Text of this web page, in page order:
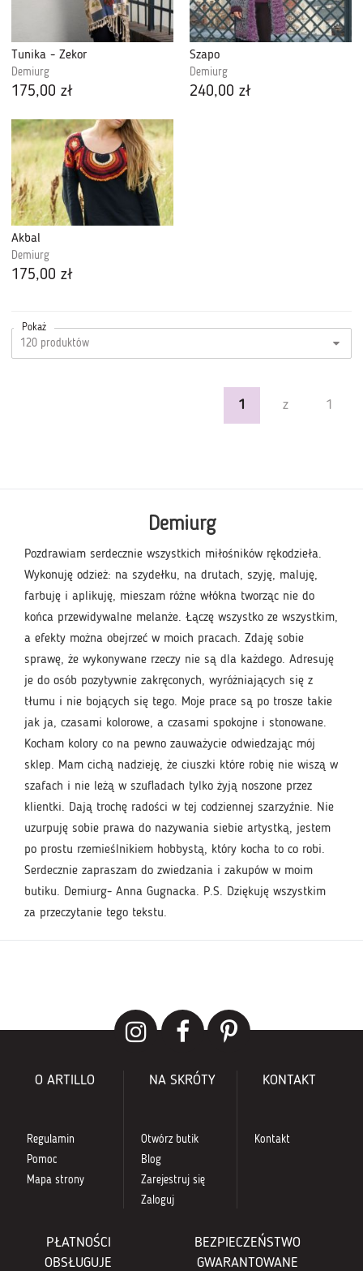
Tunika - Żekor
Demiurg
175,00 zł
Szapo
Demiurg
240,00 zł
Akbal
Demiurg
175,00 zł
Pokaż
1 z 1
Demiurg
Pozdrawiam serdecznie wszystkich miłośników rękodzieła.
Wykonuję odzież: na szydełku, na drutach, szyję, maluję,
farbuję i aplikuję, mieszam różne włókna tworząc nie do
końca przewidywalne melanże. Łączę wszystko ze wszystkim,
a efekty można obejrzeć w moich pracach. Zdaję sobie
sprawę, że wykonywane rzeczy nie są dla każdego. Adresuję
je do osób pozytywnie zakręconych, wyróżniających się z
tłumu i nie bojących się tego. Moje prace są po trosze takie
jak ja, czasami kolorowe, a czasami spokojne i stonowane.
Kocham kolory co na pewno zauważycie odwiedzając mój
sklep. Mam cichą nadzieję, że ciuszki które robię nie wiszą w
szafach i nie leżą w szufladach tylko żyją noszone przez
klientki. Dają trochę radości w tej codziennej szarzyźnie. Nie
uzurpuję sobie prawa do nazywania siebie artystką, jestem
po prostu rzemieślnikiem hobbystą, który kocha to co robi.
Serdecznie zapraszam do zwiedzania i zakupów w moim
butiku. Demiurg- Anna Gugnacka. P.S. Dziękuję wszystkim
za przeczytanie tego tekstu.
O ARTILLO
Regulamin
Pomoc
Mapa strony
NA SKRÓTY
Otwórz butik
Blog
Zarejestruj się
Zaloguj
KONTAKT
Kontakt
PŁATNOŚCI
OBSŁUGUJE
BEZPIECZEŃSTWO
GWARANTOWANE